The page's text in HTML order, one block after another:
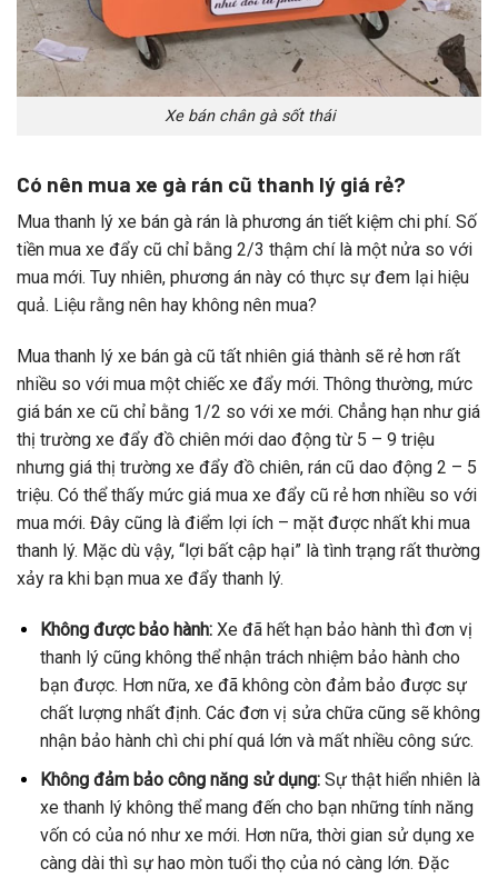
Xe bán chân gà sốt thái
Có nên mua xe gà rán cũ thanh lý giá rẻ?
Mua thanh lý xe bán gà rán là phương án tiết kiệm chi phí. Số
tiền mua xe đẩy cũ chỉ bằng 2/3 thậm chí là một nửa so với
mua mới. Tuy nhiên, phương án này có thực sự đem lại hiệu
quả. Liệu rằng nên hay không nên mua?
Mua thanh lý xe bán gà cũ tất nhiên giá thành sẽ rẻ hơn rất
nhiều so với mua một chiếc xe đẩy mới. Thông thường, mức
giá bán xe cũ chỉ bằng 1/2 so với xe mới. Chẳng hạn như giá
thị trường xe đẩy đồ chiên mới dao động từ 5 – 9 triệu
nhưng giá thị trường xe đẩy đồ chiên, rán cũ dao động 2 – 5
triệu. Có thể thấy mức giá mua xe đẩy cũ rẻ hơn nhiều so với
mua mới. Đây cũng là điểm lợi ích – mặt được nhất khi mua
thanh lý. Mặc dù vậy, “lợi bất cập hại” là tình trạng rất thường
xảy ra khi bạn mua xe đẩy thanh lý.
Không được bảo hành: Xe đã hết hạn bảo hành thì đơn vị
thanh lý cũng không thể nhận trách nhiệm bảo hành cho
bạn được. Hơn nữa, xe đã không còn đảm bảo được sự
chất lượng nhất định. Các đơn vị sửa chữa cũng sẽ không
nhận bảo hành chì chi phí quá lớn và mất nhiều công sức.
Không đảm bảo công năng sử dụng: Sự thật hiển nhiên là
xe thanh lý không thể mang đến cho bạn những tính năng
vốn có của nó như xe mới. Hơn nữa, thời gian sử dụng xe
càng dài thì sự hao mòn tuổi thọ của nó càng lớn. Đặc